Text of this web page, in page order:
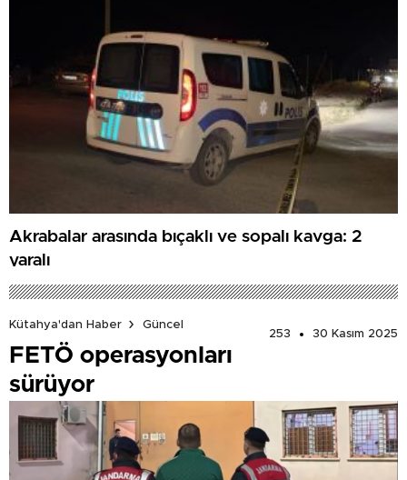
Akrabalar arasında bıçaklı ve sopalı kavga: 2
yaralı
Kütahya'dan Haber
Güncel
253
30 Kasım 2025
FETÖ operasyonları
sürüyor